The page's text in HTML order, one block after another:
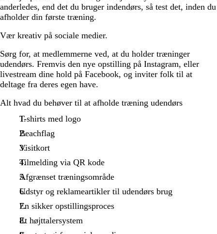
anderledes, end det du bruger indendørs, så test det, inden du
afholder din første træning.
Vær kreativ på sociale medier.
Sørg for, at medlemmerne ved, at du holder træninger
udendørs. Fremvis den nye opstilling på Instagram, eller
livestream dine hold på Facebook, og inviter folk til at
deltage fra deres egen have.
Alt hvad du behøver til at afholde træning udendørs
T-shirts med logo
Beachflag
Visitkort
Tilmelding via QR kode
Afgrænset træningsområde
Udstyr og reklameartikler til udendørs brug
En sikker opstillingsproces
Et højttalersystem